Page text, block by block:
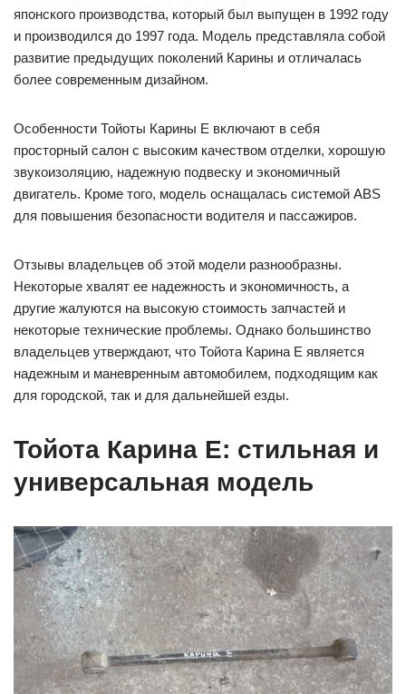
японского производства, который был выпущен в 1992 году
и производился до 1997 года. Модель представляла собой
развитие предыдущих поколений Карины и отличалась
более современным дизайном.
Особенности Тойоты Карины Е включают в себя
просторный салон с высоким качеством отделки, хорошую
звукоизоляцию, надежную подвеску и экономичный
двигатель. Кроме того, модель оснащалась системой ABS
для повышения безопасности водителя и пассажиров.
Отзывы владельцев об этой модели разнообразны.
Некоторые хвалят ее надежность и экономичность, а
другие жалуются на высокую стоимость запчастей и
некоторые технические проблемы. Однако большинство
владельцев утверждают, что Тойота Карина Е является
надежным и маневренным автомобилем, подходящим как
для городской, так и для дальнейшей езды.
Тойота Карина Е: стильная и
универсальная модель